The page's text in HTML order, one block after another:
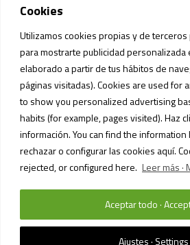
Cookies
Utilizamos cookies propias y de
para mostrarte publicidad personalizada
elaborado a partir de tus hábitos de
páginas visitadas). Cookies are used for
to show you personalized advertising
habits (for example, pages visited). Haz
información. You can find the
rechazar o configurar las cookies aquí.
rejected, or configured here. Leer más ·
Ajustes · Settings
Aceptar todo ·
POLÍTICA DE PRIVACIDAD Y PROTECCIÓN DE
2023 / TODOS LOS DERECHOS